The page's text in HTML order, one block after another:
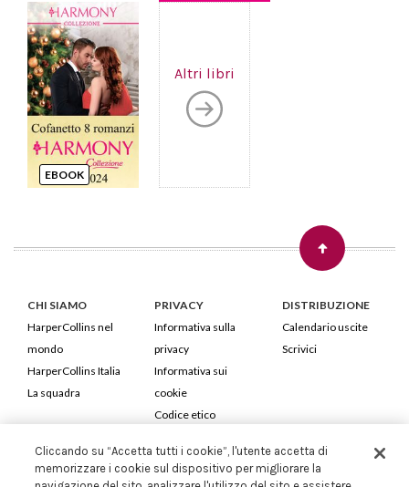
EBOOK
Altri libri
CHI SIAMO
HarperCollins nel
mondo
HarperCollins Italia
La squadra
PRIVACY
Informativa sulla
privacy
Informativa sui
cookie
Codice etico
DISTRIBUZIONE
Calendario uscite
Scrivici
HarperCollins Italia S.p.A. Viale Monte Nero, 84 - 20135 Milano
Cod. Fiscale e P.IVA 05946780151 - Capitale Sociale 258.250 €
Cliccando su “Accetta tutti i cookie”, l'utente accetta di
memorizzare i cookie sul dispositivo per migliorare la